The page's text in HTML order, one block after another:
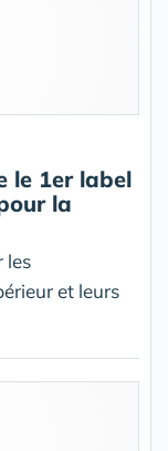
le 1er label
la
les
et leurs